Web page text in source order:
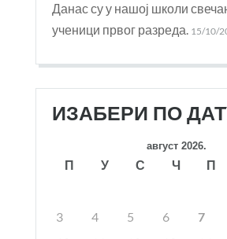
Данас су у нашој школи
ученици првог разреда. 15/10/
ИЗАБЕРИ ПО
август 2026.
П У С Ч П
3
4 5 6 7